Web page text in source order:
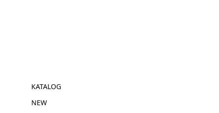
KATALOG
NEW